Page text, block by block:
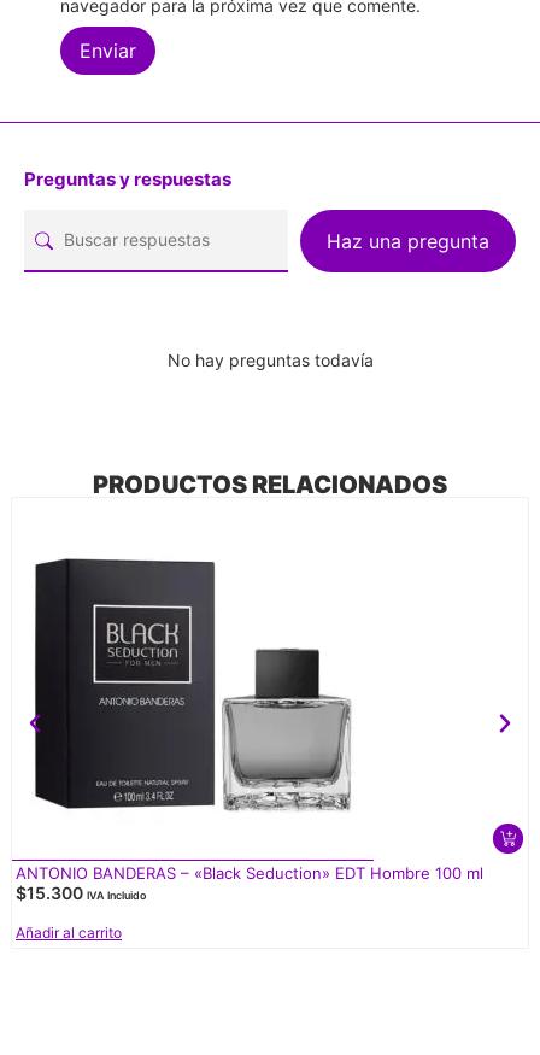
navegador para la próxima vez que comente.
Preguntas y respuestas
Haz una pregunta
No hay preguntas todavía
PRODUCTOS RELACIONADOS
ANTONIO BANDERAS – «Black Seduction» EDT Hombre 100 ml
$15.300 IVA Incluido
Añadir al carrito